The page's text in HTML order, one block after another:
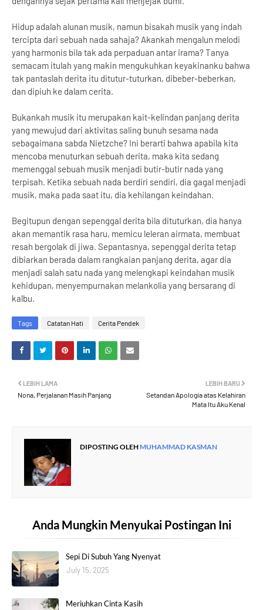
Hidup adalah alunan musik, namun bisakah musik yang indah
tercipta dari sebuah nada sahaja? Akankah mengalun melodi
yang harmonis bila tak ada perpaduan antar irama? Tanya
semacam itulah yang makin mengukuhkan keyakinanku bahwa
tak pantaslah derita itu ditutur-tuturkan, dibeber-beberkan,
dan dipiuh ke dalam cerita.
Bukankah musik itu merupakan kait-kelindan panjang derita
yang mewujud dari aktivitas saling bunuh sesama nada
sebagaimana sabda Nietzche? Ini berarti bahwa apabila kita
mencoba menuturkan sebuah derita, maka kita sedang
memenggal sebuah musik menjadi butir-butir nada yang
terpisah. Ketika sebuah nada berdiri sendiri, dia gagal menjadi
musik, maka pada saat itu, dia kehilangan keindahan.
Begitupun dengan sepenggal derita bila dituturkan, dia hanya
akan memantik rasa haru, memicu leleran airmata, membuat
resah bergolak di jiwa. Sepantasnya, sepenggal derita tetap
dibiarkan berada dalam rangkaian panjang derita, agar dia
menjadi salah satu nada yang melengkapi keindahan musik
kehidupan, menyempurnakan melankolia yang bersarang di
kalbu.
Tags Catatan Hati Cerita Pendek
LEBIH BARU
Setandan Apologia atas Kelahiran
Mata Itu Aku Kenal
LEBIH LAMA
Nona, Perjalanan Masih Panjang
DIPOSTING OLEH MUHAMMAD KASMAN
Anda Mungkin Menyukai Postingan Ini
Sepi Di Subuh Yang Nyenyat
July 15, 2025
Meriuhkan Cinta Kasih